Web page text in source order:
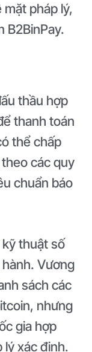
pháp lý,
B2BinPay.
thầu hợp
thanh toán
thể chấp
các quy
chuẩn báo
kỹ thuật số
Vương
sách các
nhưng
gia hợp
lý xác định.